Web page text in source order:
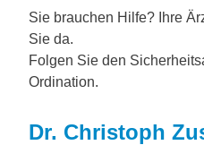
Sie brauchen Hilfe? Ihre
Sie da.
Folgen Sie den
Ordination.
Dr. Christoph